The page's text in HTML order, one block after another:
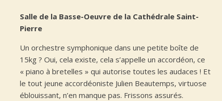
Salle de la Basse-Oeuvre de la Cathédrale Saint-
Pierre
Un orchestre symphonique dans une petite boîte de
15kg ? Oui, cela existe, cela s’appelle un accordéon, ce
« piano à bretelles » qui autorise toutes les audaces ! Et
le tout jeune accordéoniste Julien Beautemps, virtuose
éblouissant, n’en manque pas. Frissons assurés.